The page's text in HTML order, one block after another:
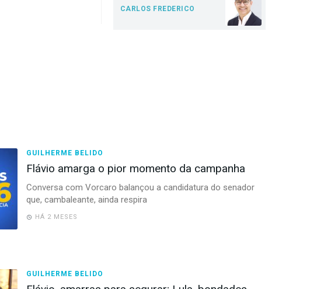
CARLOS FREDERICO
GUILHERME BELIDO
Flávio amarga o pior momento da campanha
Conversa com Vorcaro balançou a candidatura do senador
que, cambaleante, ainda respira
HÁ 2 MESES
GUILHERME BELIDO